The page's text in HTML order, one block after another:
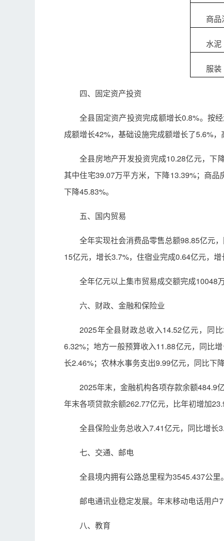
商品
水泥
服装
四、固定资产投资
全县固定资产投资完成额增长0.8%。按
成额增长42%，基础设施完成额增长了5.6%
全县房地产开发投资完成10.28亿元，下
其中住宅39.07万平方米，下降13.39%；商
下降45.83%。
五、国内贸易
全年实现社会消费品零售总额98.85亿元
15亿元，增长3.7%，住宿业完成0.64亿元，
全年亿元以上集市贸易成交额完成10048
六、财政、金融和保险业
2025年全县财政总收入14.52亿元，同
6.32%；地方一般预算收入11.88亿元，同比
长2.46%；农林水事务支出9.99亿元，同比下
2025年末，金融机构各项存款余额484.9
年末各项贷款余额262.77亿元，比年初增加
全县保险业务总收入7.41亿元，同比增长
七、交通、邮电
全县境内拥有公路总里程为3545.437公
邮电通讯业稳定发展。年末移动电话用户
八、教育